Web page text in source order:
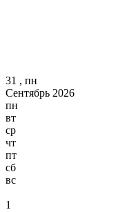
31 , пн
Сентябрь 2026
пн
вт
ср
чт
пт
сб
вс
1